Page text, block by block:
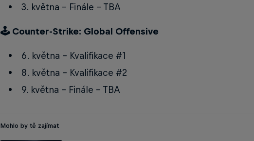
3. května - Finále - TBA
🕹 Counter-Strike: Global Offensive
6. května - Kvalifikace #1
8. května - Kvalifikace #2
9. května - Finále - TBA
Mohlo by tě zajímat